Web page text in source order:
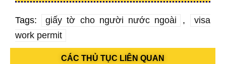
Tags: giấy tờ cho người nước ngoài ,
visa
work permit
CÁC THỦ TỤC LIÊN QUAN